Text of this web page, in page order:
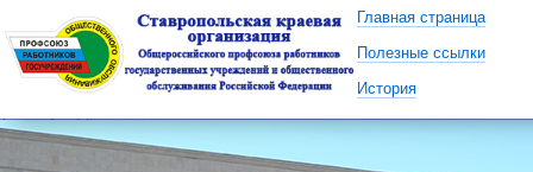
Главная страница
Полезные ссылки
История